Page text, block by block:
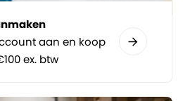
aan en koop
ex. btw